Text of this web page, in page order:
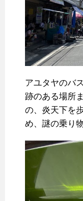
アユタヤのバ
跡のある場所
の、炎天下を
め、謎の乗り